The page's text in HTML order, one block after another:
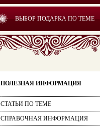
ВЫБОР ПОДАРКА ПО ТЕМЕ
ПОЛЕЗНАЯ ИНФОРМАЦИЯ
СТАТЬИ ПО ТЕМЕ
СПРАВОЧНАЯ ИНФОРМАЦИЯ